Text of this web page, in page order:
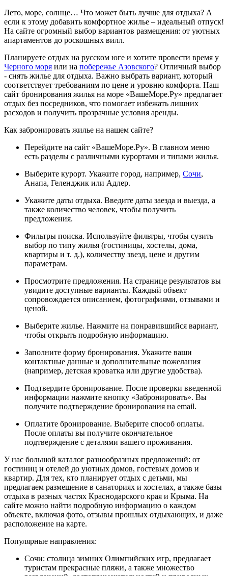
Лето, море, солнце… Что может быть лучше для отдыха? А
если к этому добавить комфортное жилье – идеальный отпуск!
На сайте огромный выбор вариантов размещения: от уютных
апартаментов до роскошных вилл.
Планируете отдых на русском юге и хотите провести время у
Черного моря или на побережье Азовского? Отличный выбор
- снять жилье для отдыха. Важно выбрать вариант, который
соответствует требованиям по цене и уровню комфорта. Наш
сайт бронирования жилья на море «ВашеМоре.Ру» предлагает
отдых без посредников, что помогает избежать лишних
расходов и получить прозрачные условия аренды.
Как забронировать жилье на нашем сайте?
Перейдите на сайт «ВашеМоре.Ру». В главном меню
есть разделы с различными курортами и типами жилья.
Выберите курорт. Укажите город, например, Сочи,
Анапа, Геленджик или Адлер.
Укажите даты отдыха. Введите даты заезда и выезда, а
также количество человек, чтобы получить
предложения.
Фильтры поиска. Используйте фильтры, чтобы сузить
выбор по типу жилья (гостиницы, хостелы, дома,
квартиры и т. д.), количеству звезд, цене и другим
параметрам.
Просмотрите предложения. На странице результатов вы
увидите доступные варианты. Каждый объект
сопровождается описанием, фотографиями, отзывами и
ценой.
Выберите жилье. Нажмите на понравившийся вариант,
чтобы открыть подробную информацию.
Заполните форму бронирования. Укажите ваши
контактные данные и дополнительные пожелания
(например, детская кроватка или другие удобства).
Подтвердите бронирование. После проверки введенной
информации нажмите кнопку «Забронировать». Вы
получите подтверждение бронирования на email.
Оплатите бронирование. Выберите способ оплаты.
После оплаты вы получите окончательное
подтверждение с деталями вашего проживания.
У нас большой каталог разнообразных предложений: от
гостиниц и отелей до уютных домов, гостевых домов и
квартир. Для тех, кто планирует отдых с детьми, мы
предлагаем размещение в санаториях и хостелах, а также базы
отдыха в разных частях Краснодарского края и Крыма. На
сайте можно найти подробную информацию о каждом
объекте, включая фото, отзывы прошлых отдыхающих, и даже
расположение на карте.
Популярные направления:
Сочи: столица зимних Олимпийских игр, предлагает
туристам прекрасные пляжи, а также множество